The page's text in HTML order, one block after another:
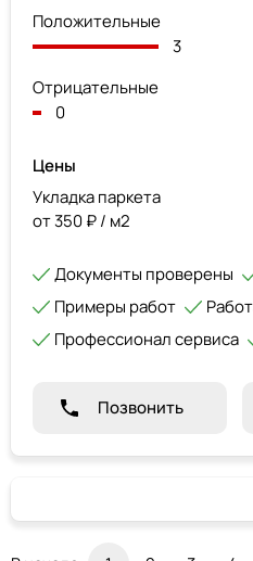
Положительные
3
Отрицательные
0
Цены
Укладка паркета
от 350 ₽ / м2
Документы проверены
Примеры работ
Профессионал сервиса
Позвонить